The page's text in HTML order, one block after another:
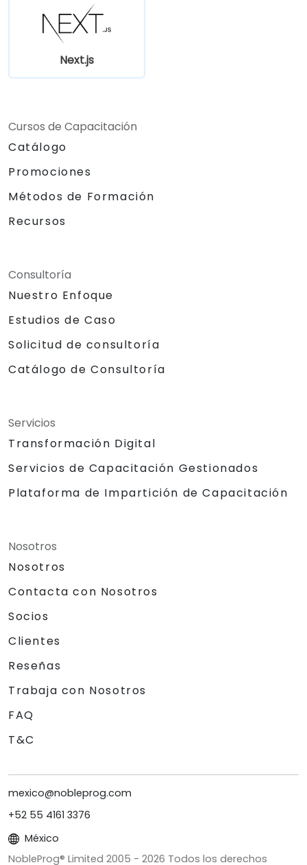
Next.js
Cursos de Capacitación
Catálogo
Promociones
Métodos de Formación
Recursos
Consultoría
Nuestro Enfoque
Estudios de Caso
Solicitud de consultoría
Catálogo de Consultoría
Servicios
Transformación Digital
Servicios de Capacitación Gestionados
Plataforma de Impartición de Capacitación
Nosotros
Nosotros
Contacta con Nosotros
Socios
Clientes
Reseñas
Trabaja con Nosotros
FAQ
T&C
mexico@nobleprog.com
+52 55 4161 3376
México
NobleProg® Limited 2005 - 2026 Todos los derechos